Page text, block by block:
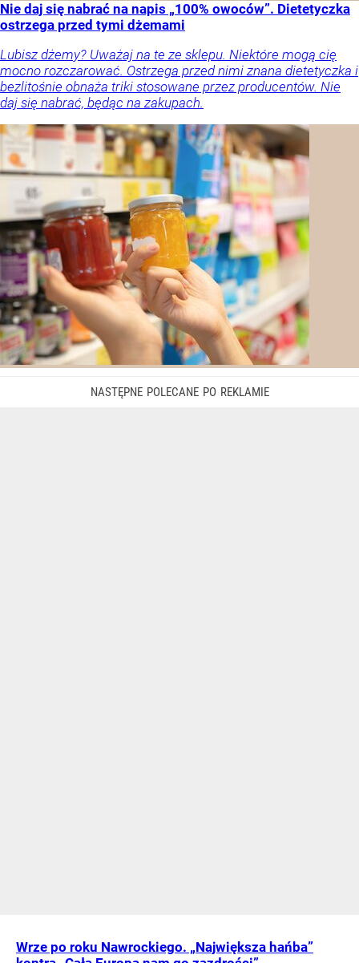
Nie daj się nabrać na napis „100% owoców”. Dietetyczka
ostrzega przed tymi dżemami
Lubisz dżemy? Uważaj na te ze sklepu. Niektóre mogą cię
mocno rozczarować. Ostrzega przed nimi znana dietetyczka i
bezlitośnie obnaża triki stosowane przez producentów. Nie
daj się nabrać, będąc na zakupach.
Wrze po roku Nawrockiego. „Największa hańba”